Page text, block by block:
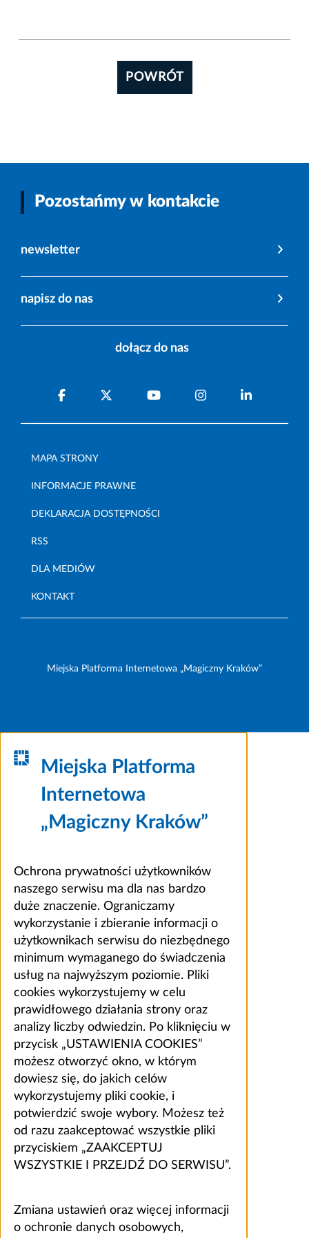
POWRÓT
Pozostańmy w kontakcie
newsletter
napisz do nas
dołącz do nas
MAPA STRONY
INFORMACJE PRAWNE
DEKLARACJA DOSTĘPNOŚCI
RSS
DLA MEDIÓW
KONTAKT
Miejska Platforma Internetowa „Magiczny Kraków”
Miejska Platforma
Internetowa
„Magiczny Kraków”
Ochrona prywatności użytkowników
naszego serwisu ma dla nas bardzo
duże znaczenie. Ograniczamy
wykorzystanie i zbieranie informacji o
użytkownikach serwisu do niezbędnego
minimum wymaganego do świadczenia
usług na najwyższym poziomie. Pliki
cookies wykorzystujemy w celu
prawidłowego działania strony oraz
analizy liczby odwiedzin. Po kliknięciu w
przycisk „USTAWIENIA COOKIES”
możesz otworzyć okno, w którym
dowiesz się, do jakich celów
wykorzystujemy pliki cookie, i
potwierdzić swoje wybory. Możesz też
od razu zaakceptować wszystkie pliki
przyciskiem „ZAAKCEPTUJ
WSZYSTKIE I PRZEJDŹ DO SERWISU”.
Zmiana ustawień oraz więcej informacji
o ochronie danych osobowych,